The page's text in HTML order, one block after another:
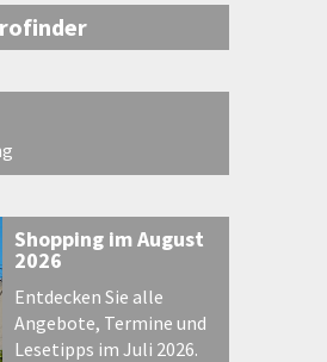
Shopping im August
2026
Entdecken Sie alle
Angebote, Termine und
Lesetipps im Juli 2026.